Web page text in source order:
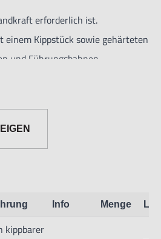
erforderlich ist.
einem Kippstück sowie gehärteten
und Führungsbahnen
ist.
Info Menge
kippbarer